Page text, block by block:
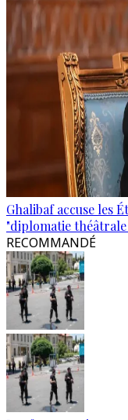
Ghalibaf accuse les
"diplomatie théâtrale
RECOMMANDÉ